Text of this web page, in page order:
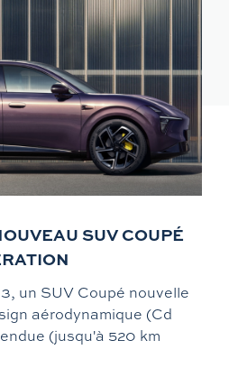
SUV COUPÉ
un SUV Coupé nouvelle
aérodynamique (Cd
(jusqu'à 520 km